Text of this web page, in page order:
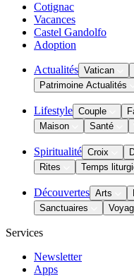
Cotignac
Vacances
Castel Gandolfo
Adoption
Actualités Vatican
Patrimoine Actualités
Lifestyle Couple
Maison
Santé
Spiritualité Croix
Rites
Temps
Découvertes Arts
Sanctuaires
Services
Newsletter
Apps